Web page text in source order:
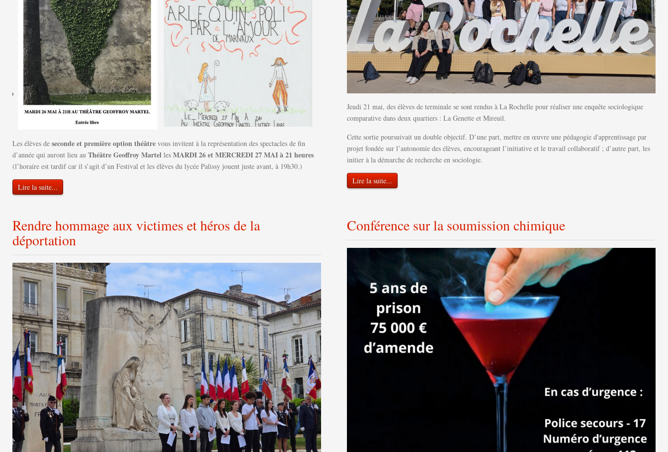
Les élèves de seconde et première option théâtre vous invitent à la représentation des spectacles de fin
d’année qui auront lieu au Théâtre Geoffroy Martel les MARDI 26 et MERCREDI 27 MAI à 21 heures
(l’horaire est tardif car il s’agit d’un Festival et les élèves du lycée Palissy jouent juste avant, à 19h30.)
Lire la suite...
Jeudi 21 mai, des élèves de terminale se sont rendus à La Rochelle pour réaliser une enquête sociologique
comparative dans deux quartiers : La Genette et Mireuil.
Cette sortie poursuivait un double objectif. D’une part, mettre en œuvre une pédagogie d'apprentissage par
projet fondée sur l’autonomie des élèves, encourageant l’initiative et le travail collaboratif ; d’autre part, les
initier à la démarche de recherche en sociologie.
Lire la suite...
Rendre hommage aux victimes et héros de la
déportation
Conférence sur la soumission chimique